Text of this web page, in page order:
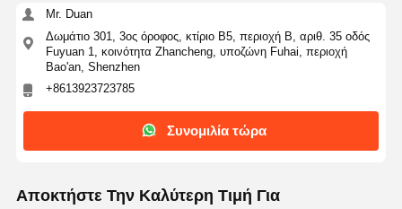
Συντηρητές Οδοντιατρικού Χώρου
Ορθοδοντικές λειτουργικές συσκευές
Ορθοδοντικοί συγκρατητές
Οκλουσικός σφενδάκι
Ορθοδοντικό διευρυτήρα
Mr. Duan
Δωμάτιο 301, 3ος όροφος, κτίριο Β5, περιοχή Β, αριθ. 35 οδός
Fuyuan 1, κοινότητα Zhancheng, υποζώνη Fuhai, περιοχή
Bao'an, Shenzhen
+8613923723785
Συνομιλία τώρα
Αποκτήστε Την Καλύτερη Τιμή Για